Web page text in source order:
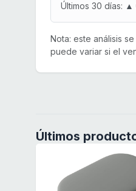
Últimos 30 días: ▲
Nota: este análisis
puede variar si el
Últimos